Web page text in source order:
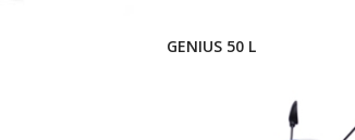
GENIUS 50 L